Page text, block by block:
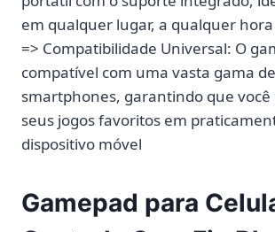
em qualquer lugar, a qualquer hora
=> Compatibilidade Universal: O
compatível com uma vasta gama de
smartphones, garantindo que você
seus jogos favoritos em
dispositivo móvel
Gamepad para